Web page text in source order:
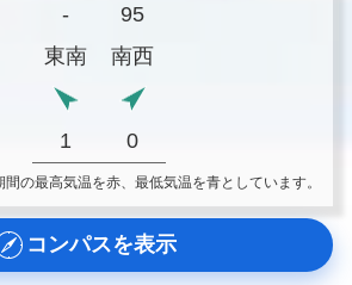
-
95
東南
南西
1 0
の最高気温を赤、最低気温を青としています。
コンパスを表示